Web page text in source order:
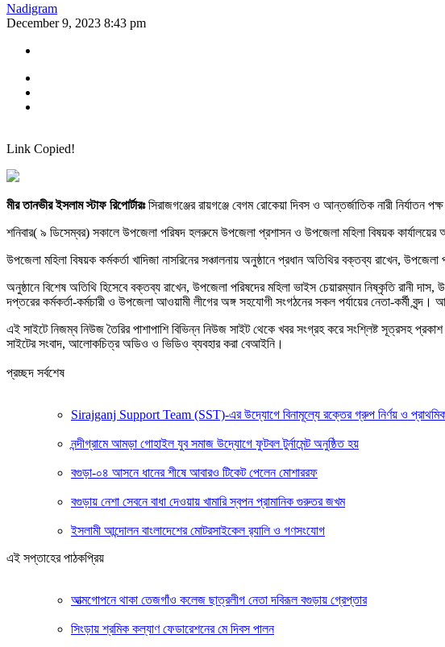
Nadigram
December 9, 2023 8:43 pm
Link Copied!
মীর তানভীর ইসলাম স্টাফ রিপোর্টারঃসিরাজগঞ্জের রায়গঞ্জে বেগম রোকেয়া দিবস ও আন্তর্জাতিক নারী
শনিবার( ৯ ডিসেম্বর) সকালে উপজেলা পরিষদ হলরুমে উপজেলা প্রশাসন ও উপজেলা মহিলা বিষয়ক
উপজেলা মহিলা বিষয়ক কর্মকর্তা খাদিজা নাসরিনের সঞ্চালনায় অনুষ্ঠানে প্রধান অতিথির বক্তব্য রাখেন,
অনুষ্ঠানে বিশেষ অতিথি হিসেবে বক্তব্য রাখেন, উপজেলা পরিষদের মহিলা ভাইস চেয়ারম্যান নিষ্কৃতি রানী
দপ্তরের কর্মকর্তা-কর্মচারী ও উপজেলা আওয়ামী লীগের অঙ্গ সহযোগী সংগঠনের সকল পর্যায়ের নেতা-কর্মী বৃন্দ।
এই সাইটে নিজম্ব নিউজ তৈরির পাশাপাশি বিভিন্ন নিউজ সাইট থেকে খবর সংগ্রহ করে সংশ্লিষ্ট সূত্রসহ
সাইটের সংবাদ, আলোকচিত্র অডিও ও ভিডিও ব্যবহার করা বেআইনি।
প্রচ্ছদ সর্বশেষ
Sirajganj Support Team (SST)-এর উদ্যোগে বিনামূল্যে রক্তের গ্রুপ নির্ণয় ও প্রাথমিক
নন্দীগ্রামে আমড়া গোহাইল যুব সমাজ উদ্যোগে ফুটবল টুর্নামেন্ট অনুষ্ঠিত হয়
বগুড়া-০৪ আসনে ধানের শীষে আবারও টিকেট পেলেন মোশাররফ
বগুড়ায় নেশা সেবনে বাধা দেওয়ায় খামারি স্বপন প্রামানিক গুরুতর জখম
ইসলামী আন্দোলন বাংলাদেশের মোটরসাইকেল র‍্যালি ও গণসংযোগ
এই সপ্তাহের পাঠকপ্রিয়
আত্মগোপনে থাকা তেজগাঁও কলেজ ছাত্রলীগ নেতা দবিরূল বগুড়ায় গ্রেপ্তার
সিংড়ায় শ্রমিক কল্যাণ ফেডারেশনের মে দিবস পালন